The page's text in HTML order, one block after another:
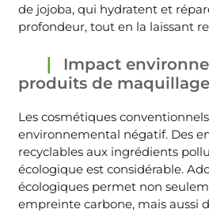
de jojoba, qui hydratent et
profondeur, tout en la laissant
Impact
produits de
Les cosmétiques
environnemental négatif. Des
recyclables aux ingrédients
écologique est considérable.
écologiques permet non
empreinte carbone, mais aussi